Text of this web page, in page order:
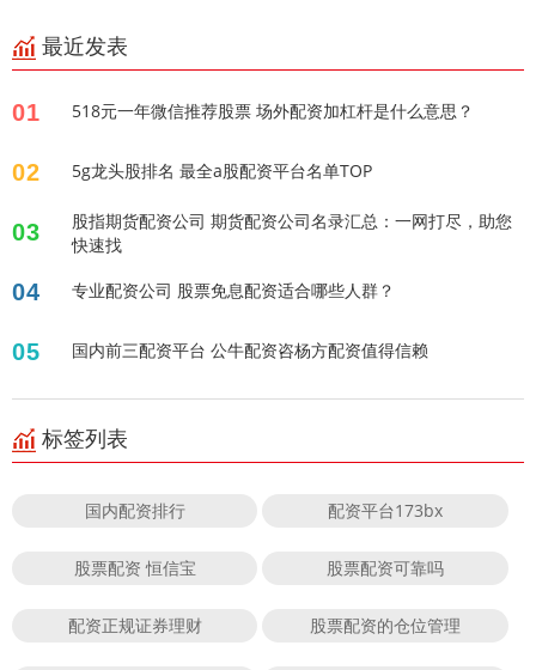
最近发表
01 518元一年微信推荐股票 场外配资加杠杆是什么意思？
02 5g龙头股排名 最全a股配资平台名单TOP
03
股指期货配资公司 期货配资公司名录汇总：一网打尽，助您
快速找
04 专业配资公司 股票免息配资适合哪些人群？
05 国内前三配资平台 公牛配资咨杨方配资值得信赖
标签列表
国内配资排行 配资平台173bx
股票配资 恒信宝 股票配资可靠吗
配资正规证券理财 股票配资的仓位管理